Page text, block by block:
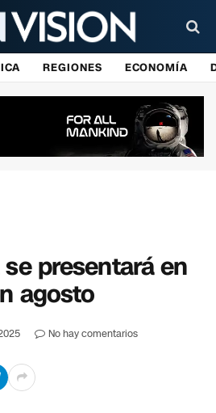
REGIONES ECONOMÍA
presentará en
agosto
No hay comentarios